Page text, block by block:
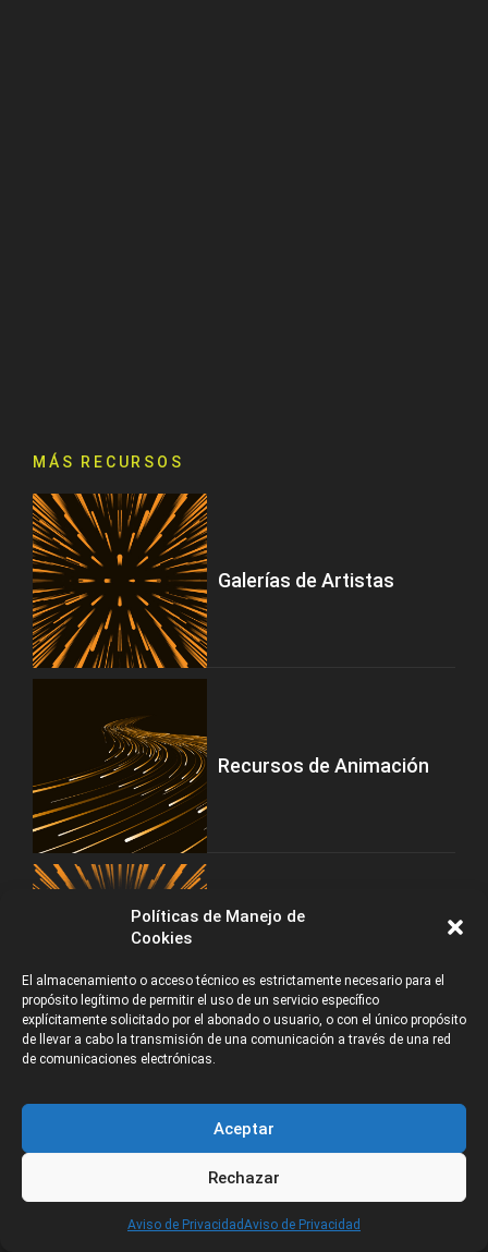
Políticas de Manejo de
Cookies
El almacenamiento o acceso técnico es estrictamente necesario para el
propósito legítimo de permitir el uso de un servicio específico
explícitamente solicitado por el abonado o usuario, o con el único propósito
de llevar a cabo la transmisión de una comunicación a través de una red
de comunicaciones electrónicas.
Aceptar
Rechazar
Aviso de PrivacidadAviso de Privacidad
MÁS RECURSOS
Galerías de Artistas
Recursos de Animación
Trabajo en Animación,
Ilustración Digital